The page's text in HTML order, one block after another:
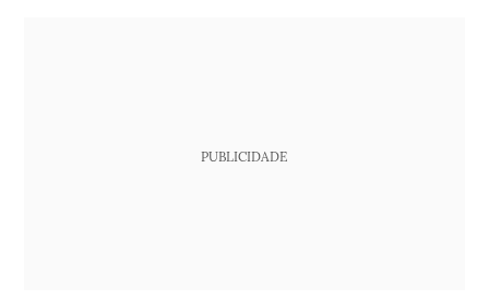
PUBLICIDADE